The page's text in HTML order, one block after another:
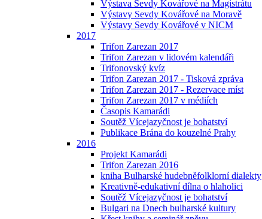
Výstava Sevdy Kovářové na Magistrátu
Výstavy Sevdy Kovářové na Moravě
Výstavy Sevdy Kovářové v NICM
2017
Trifon Zarezan 2017
Trifon Zarezan v lidovém kalendáři
Trifonovský kvíz
Trifon Zarezan 2017 - Tisková zpráva
Trifon Zarezan 2017 - Rezervace míst
Trifon Zarezan 2017 v médiích
Časopis Kamarádi
Soutěž Vícejazyčnost je bohatství
Publikace Brána do kouzelné Prahy
2016
Projekt Kamarádi
Trifon Zarezan 2016
kniha Bulharské hudebněfolklorní dialekty
Kreativně-edukativní dílna o hlaholici
Soutěž Vícejazyčnost je bohatství
Bulgari na Dnech bulharské kultury